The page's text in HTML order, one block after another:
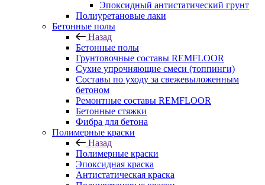
Эпоксидный антистатический грунт
Полиуретановые лаки
Бетонные полы
Назад
Бетонные полы
Грунтовочные составы REMFLOOR
Сухие упрочняющие смеси (топпинги)
Составы по уходу за свежевыложенным
бетоном
Ремонтные составы REMFLOOR
Бетонные стяжки
Фибра для бетона
Полимерные краски
Назад
Полимерные краски
Эпоксидная краска
Антистатическая краска